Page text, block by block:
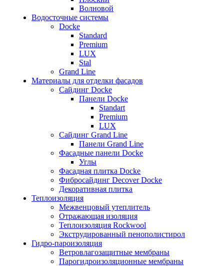
Волновой
Водосточные системы
Docke
Standard
Premium
LUX
Stal
Grand Line
Материалы для отделки фасадов
Сайдинг Docke
Панели Docke
Standart
Premium
LUX
Сайдинг Grand Line
Панели Grand Line
Фасадные панели Docke
Углы
Фасадная плитка Docke
Фибросайдинг Decover Docke
Декоративная плитка
Теплоизоляция
Межвенцовый утеплитель
Отражающая изоляция
Теплоизоляция Rockwool
Экструдированный пенополистирол
Гидро-пароизоляция
Ветровлагозащитные мембраны
Парогидроизоляционные мембраны